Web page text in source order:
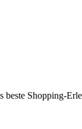
beste Shopping-